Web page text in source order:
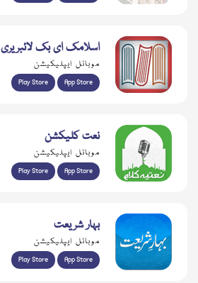
اسلامک ای بک لائبریری
موبائل ایپلیکیشن
Play Store App Store
نعت کلیکشن
موبائل ایپلیکیشن
Play Store App Store
بہار شریعت
موبائل ایپلیکیشن
Play Store App Store